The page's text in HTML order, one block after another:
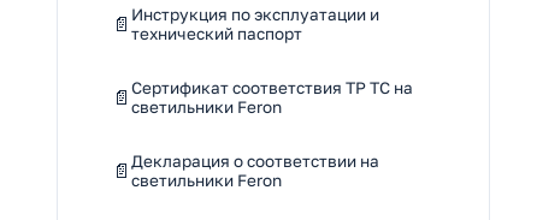
Инструкция по эксплуатации и
технический паспорт
Сертификат соответствия ТР ТС на
светильники Feron
Декларация о соответствии на
светильники Feron